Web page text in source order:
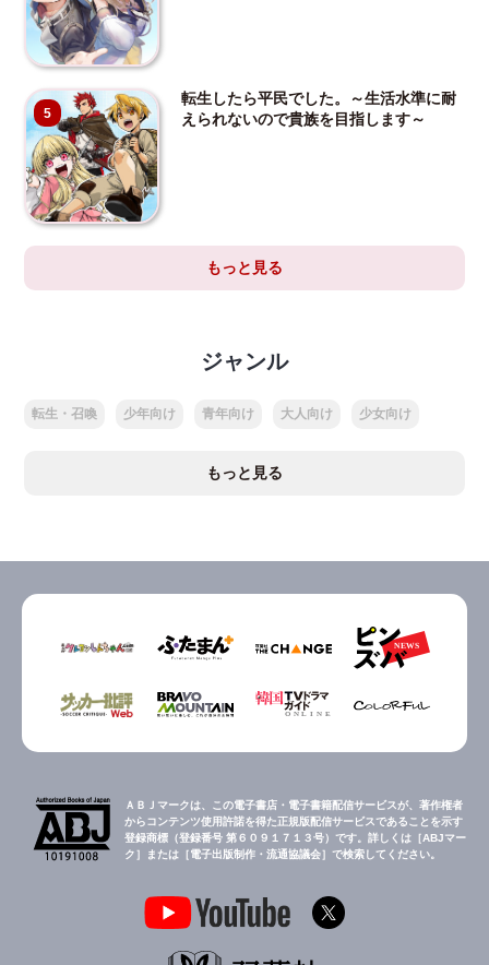
5
転生したら平民でした。～生活水準に耐
えられないので貴族を目指します～
もっと見る
ジャンル
転生・召喚 少年向け 青年向け 大人向け 少女向け
もっと見る
ＡＢＪマークは、この電子書店・電子書籍配信サービスが、著作権者
からコンテンツ使用許諾を得た正規版配信サービスであることを示す
登録商標（登録番号 第６０９１７１３号）です。詳しくは［ABJマー
ク］または［電子出版制作・流通協議会］で検索してください。